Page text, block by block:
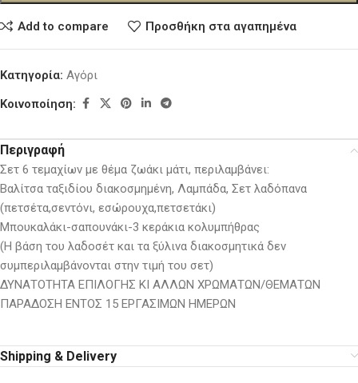
Add to compare Προσθήκη στα αγαπημένα
Κατηγορία: Αγόρι
Κοινοποίηση:
Περιγραφή
Σετ 6 τεμαχίων με θέμα ζωάκι μάτι, περιλαμβάνει:
Βαλίτσα ταξιδίου διακοσμημένη, Λαμπάδα, Σετ λαδόπανα
(πετσέτα,σεντόνι, εσώρουχα,πετσετάκι)
Μπουκαλάκι-σαπουνάκι-3 κεράκια κολυμπήθρας
(Η βάση του λαδοσέτ και τα ξύλινα διακοσμητικά δεν
συμπεριλαμβάνονται στην τιμή του σετ)
ΔΥΝΑΤΟΤΗΤΑ ΕΠΙΛΟΓΗΣ ΚΙ ΑΛΛΩΝ ΧΡΩΜΑΤΩΝ/ΘΕΜΑΤΩΝ
ΠΑΡΑΔΟΣΗ ΕΝΤΟΣ 15 ΕΡΓΑΣΙΜΩΝ ΗΜΕΡΩΝ
Shipping & Delivery